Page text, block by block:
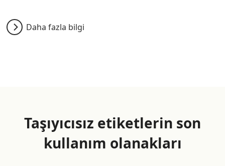
Daha fazla bilgi
Taşıyıcısız etiketlerin son
kullanım olanakları